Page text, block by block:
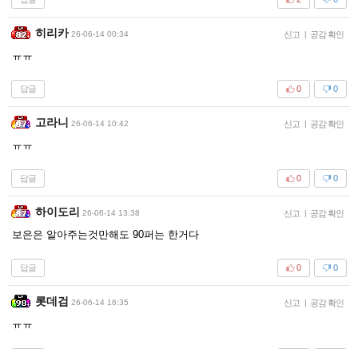
히리카 26-06-14 00:34 신고 | 공감 확인
ㅠㅠ
답글 0
0
고라니 26-06-14 10:42 신고 | 공감 확인
ㅠㅠ
답글 0
0
하이도리 26-06-14 13:38 신고 | 공감 확인
보은은 알아주는것만해도 90퍼는 한거다
답글 0
0
롯데검 26-06-14 16:35 신고 | 공감 확인
ㅠㅠ